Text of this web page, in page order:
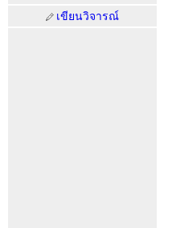
เขียนวิจารณ์